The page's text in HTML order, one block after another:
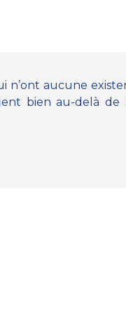
n’ont aucune
bien au-delà